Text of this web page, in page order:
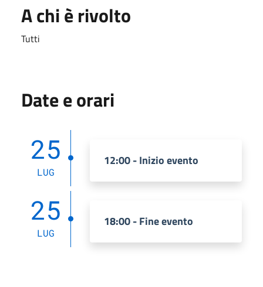
A chi è rivolto
Tutti
Date e orari
25
LUG
12:00 - Inizio evento
25
LUG
18:00 - Fine evento